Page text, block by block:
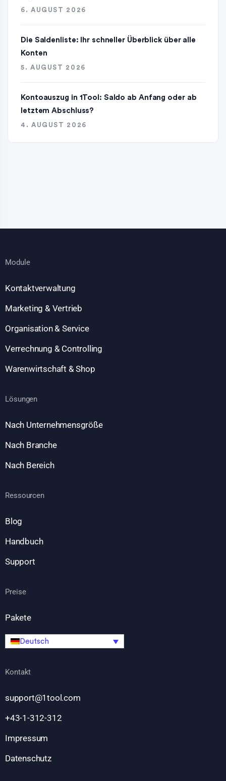
6. AUGUST 2026
Die Saldenliste: Ihr schneller Überblick über alle
Konten
5. AUGUST 2026
Kontoauszug in 1Tool: Saldo ab Anfang oder ab
letztem Abschluss?
4. AUGUST 2026
Module
Kontaktverwaltung
Marketing & Vertrieb
Organisation & Service
Verrechnung & Controlling
Warenwirtschaft & Shop
Lösungen
Nach Unternehmensgröße
Nach Branche
Nach Bereich
Ressourcen
Blog
Handbuch
Support
Preise
Pakete
Deutsch
Kontakt
support@1tool.com
+43-1-312-312
Impressum
Datenschutz